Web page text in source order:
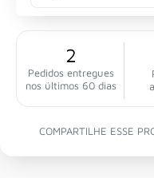
2
Pedidos entregues
nos últimos 60 dias
COMPARTILHE ESSE